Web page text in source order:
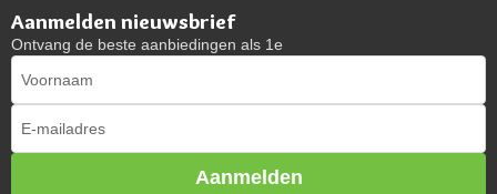
Aanmelden nieuwsbrief
Ontvang de beste aanbiedingen als 1e
Aanmelden